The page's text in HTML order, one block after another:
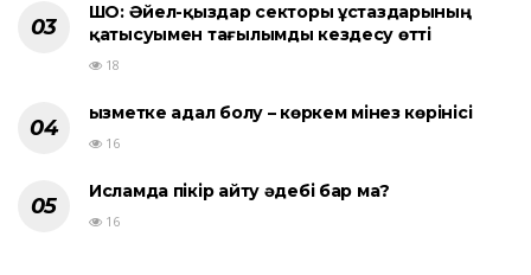
ШҚО: Әйел-қыздар секторы ұстаздарының
қатысуымен тағылымды кездесу өтті
18
Қызметке адал болу – көркем мінез көрінісі
16
Исламда пікір айту әдебі бар ма?
16